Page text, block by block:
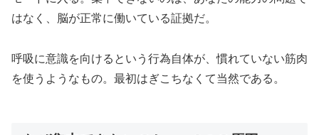
はなく、脳が正常に働いている証拠だ。
呼吸に意識を向けるという行為自体が、慣れていない筋肉
を使うようなもの。最初はぎこちなくて当然である。